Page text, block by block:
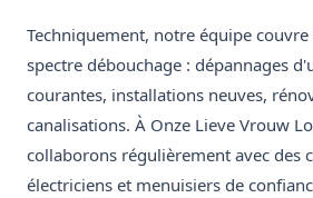
Techniquement, notre équipe
spectre débouchage : dépannages
courantes, installations neuves,
canalisations. À Onze Lieve Vrouw
collaborons régulièrement avec des
électriciens et menuisiers de